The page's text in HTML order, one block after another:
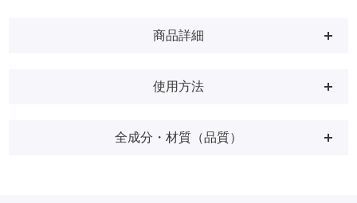
商品詳細
使用方法
全成分・材質（品質）